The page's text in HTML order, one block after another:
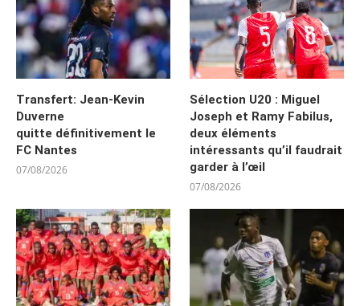
Transfert: Jean-Kevin
Duverne
quitte définitivement le
FC Nantes
07/08/2026
Sélection U20 : Miguel
Joseph et Ramy Fabilus,
deux éléments
intéressants qu’il faudrait
garder à l’œil
07/08/2026